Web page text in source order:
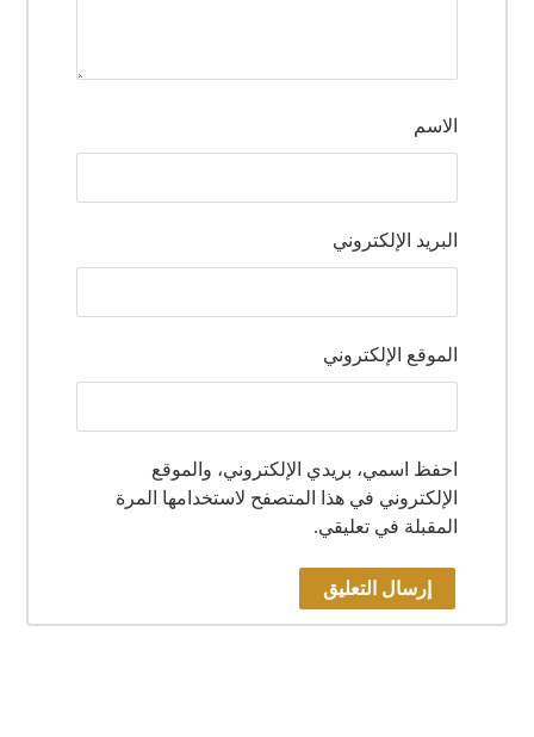
الاسم
البريد الإلكتروني
الموقع الإلكتروني
احفظ اسمي، بريدي الإلكتروني، والموقع
الإلكتروني في هذا المتصفح لاستخدامها المرة
المقبلة في تعليقي.